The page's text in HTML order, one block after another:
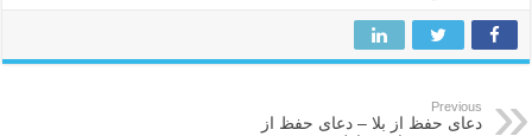
Previous
دعای حفظ از بلا – دعای حفظ از